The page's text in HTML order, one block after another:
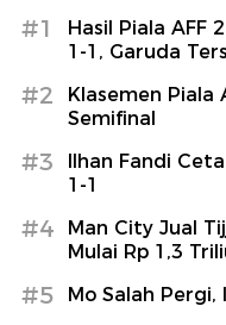
#1
Hasil Piala AFF
1-1, Garuda
#2
Klasemen Piala
Semifinal
#3
Ilhan Fandi
1-1
#4
Man City Jual
Mulai Rp 1,3
#5 Mo Salah Pergi,